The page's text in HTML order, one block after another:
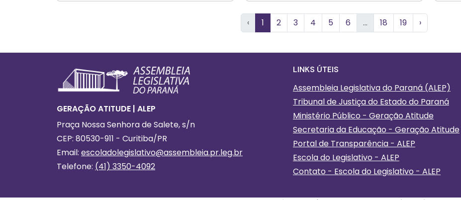
‹ 1 2 3 4 5 6 ... 18 19 ›
Informações Gerais
GERAÇÃO ATITUDE | ALEP
Praça Nossa Senhora de Salete, s/n
CEP: 80530-911 - Curitiba/PR
Email: escoladolegislativo@assembleia.pr.leg.br
Telefone: (41) 3350-4092
LINKS ÚTEIS
Assembleia Legislativa do Paraná (ALEP)
Tribunal de Justiça do Estado do Paraná
Ministério Público - Geração Atitude
Secretaria da Educação - Geração Atitude
Portal de Transparência - ALEP
Escola do Legislativo - ALEP
Contato - Escola do Legislativo - ALEP